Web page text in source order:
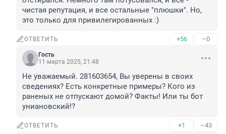
чистая репутация, и все остальные "плюшки". Но,
это только для привилегированных :)
ОТВЕТИТЬ +56 –0
Гость
11 марта 2025, 21:48
Не уважаемый. 281603654, Вы уверены в своих
сведениях? Есть конкретные примеры? Кого из
раненых не отпускают домой? Факты! Или ты бот
униановский!?
ОТВЕТИТЬ +1 –43